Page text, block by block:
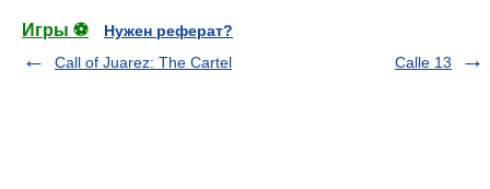
Игры ⚽
Нужен реферат?
Call of Juarez: The Cartel
Calle 13